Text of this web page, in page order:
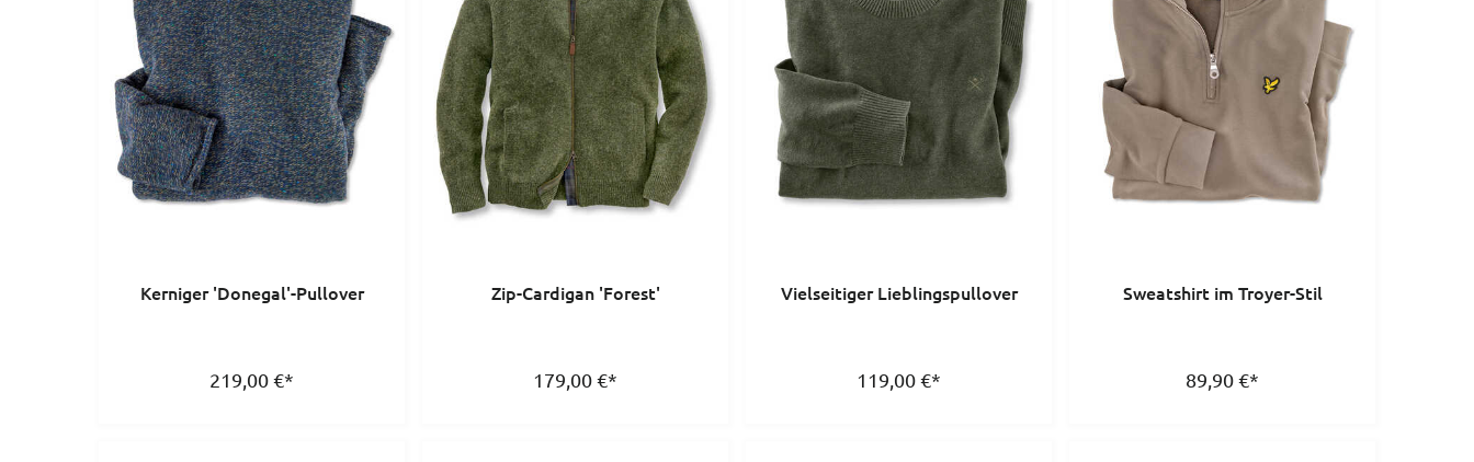
Kerniger 'Donegal'-Pullover
219,00€*
Zip-Cardigan 'Forest'
179,00€*
Vielseitiger Lieblingspullover
119,00€*
Sweatshirt im Troyer-Stil
89,90€*